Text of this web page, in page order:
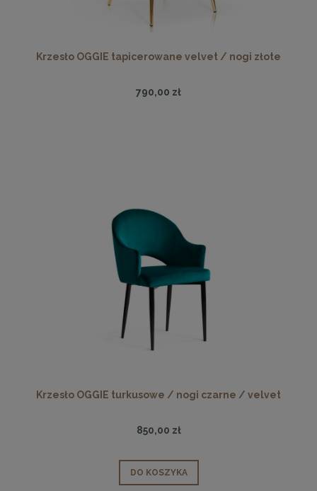
Krzesło OGGIE tapicerowane velvet / nogi złote
790,00 zł
Krzesło OGGIE turkusowe / nogi czarne / velvet
850,00 zł
DO KOSZYKA